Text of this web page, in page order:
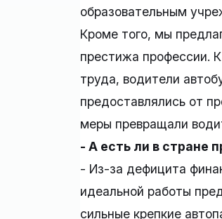
образовательным
Кроме того, мы
престижа профессии.
труда, водители
предоставлялись от
меры превращали
- А есть ли в стране
- Из-за дефицита
идеальной работы
сильные крепкие